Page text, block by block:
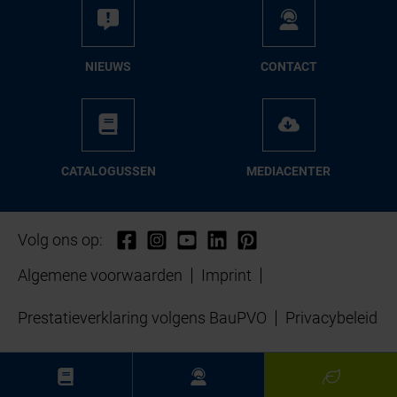
NIEUWS CON­TACT
CA­TA­LO­GUS­SEN ME­DIA­CEN­TER
Volg ons op:
Algemene voorwaarden
Imprint
Prestatieverklaring volgens BauPVO Privacybeleid